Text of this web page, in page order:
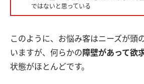
ではないと思っている
このように、お悩み客はニーズが頭
いますが、何らかの障壁があって欲
状態がほとんどです。